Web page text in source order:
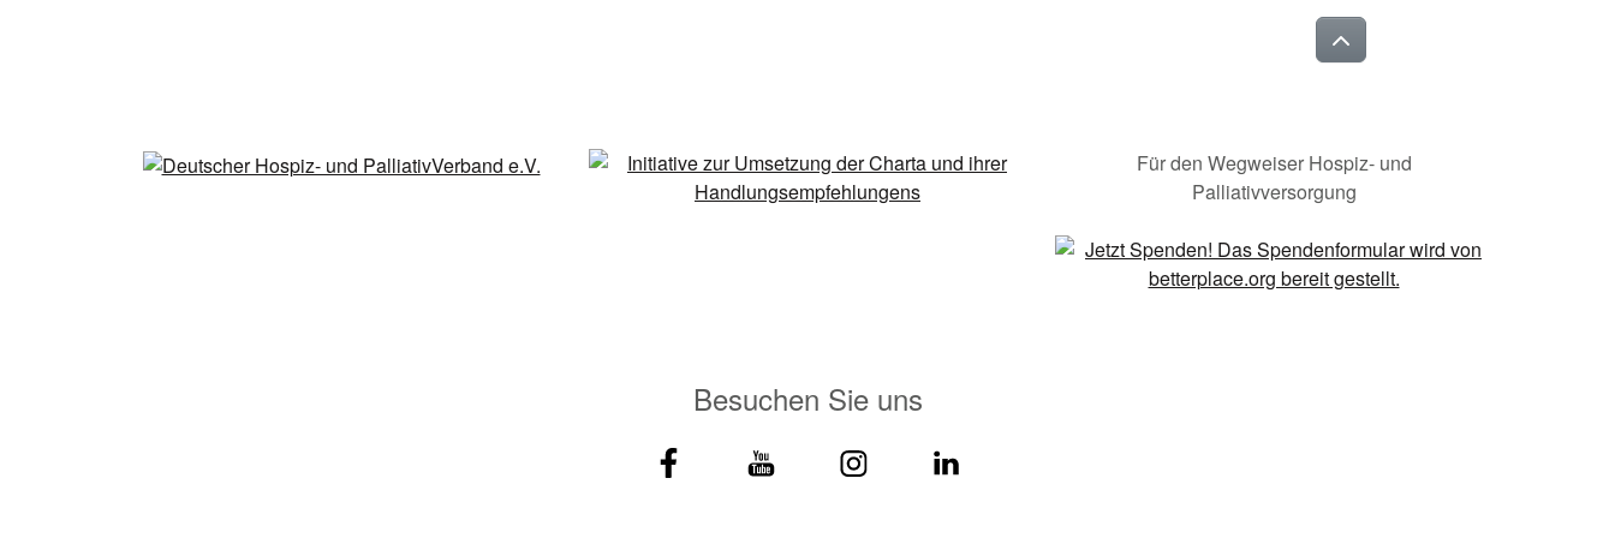
Für den Wegweiser Hospiz- und
Palliativversorgung
Besuchen Sie uns